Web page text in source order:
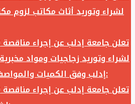
لشراء وتوريد أثاث مكاتب لزوم
تعلن جامعة إدلب عن إجراء
لشراء وتوريد زجاجيات ومواد
إدلب وفق الكميات والمواصفات المحددة أدناه:
تعلن جامعة إدلب عن إجراء